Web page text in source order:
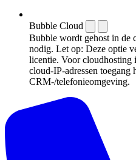
Bubble Cloud
Bubble wordt gehost in de
nodig. Let op: Deze optie
licentie. Voor cloudhosting
cloud-IP-adressen toegang
CRM-/telefonieomgeving.